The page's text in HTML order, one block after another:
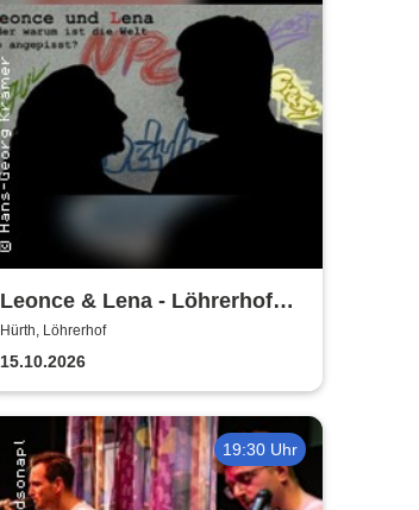
Leonce & Lena - Löhrerhof
Hürth
Hürth, Löhrerhof
15.10.2026
19:30 Uhr